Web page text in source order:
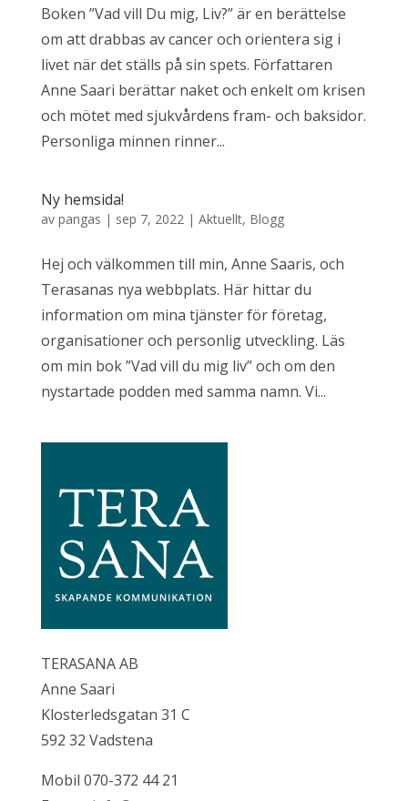
Boken ”Vad vill Du mig, Liv?” är en berättelse
om att drabbas av cancer och orientera sig i
livet när det ställs på sin spets. Författaren
Anne Saari berättar naket och enkelt om krisen
och mötet med sjukvårdens fram- och baksidor.
Personliga minnen rinner...
Ny hemsida!
av pangas | sep 7, 2022| Aktuellt, Blogg
Hej och välkommen till min, Anne Saaris, och
Terasanas nya webbplats. Här hittar du
information om mina tjänster för företag,
organisationer och personlig utveckling. Läs
om min bok ”Vad vill du mig liv” och om den
nystartade podden med samma namn. Vi...
TERASANA AB
Anne Saari
Klosterledsgatan 31 C
592 32 Vadstena
Mobil 070-372 44 21